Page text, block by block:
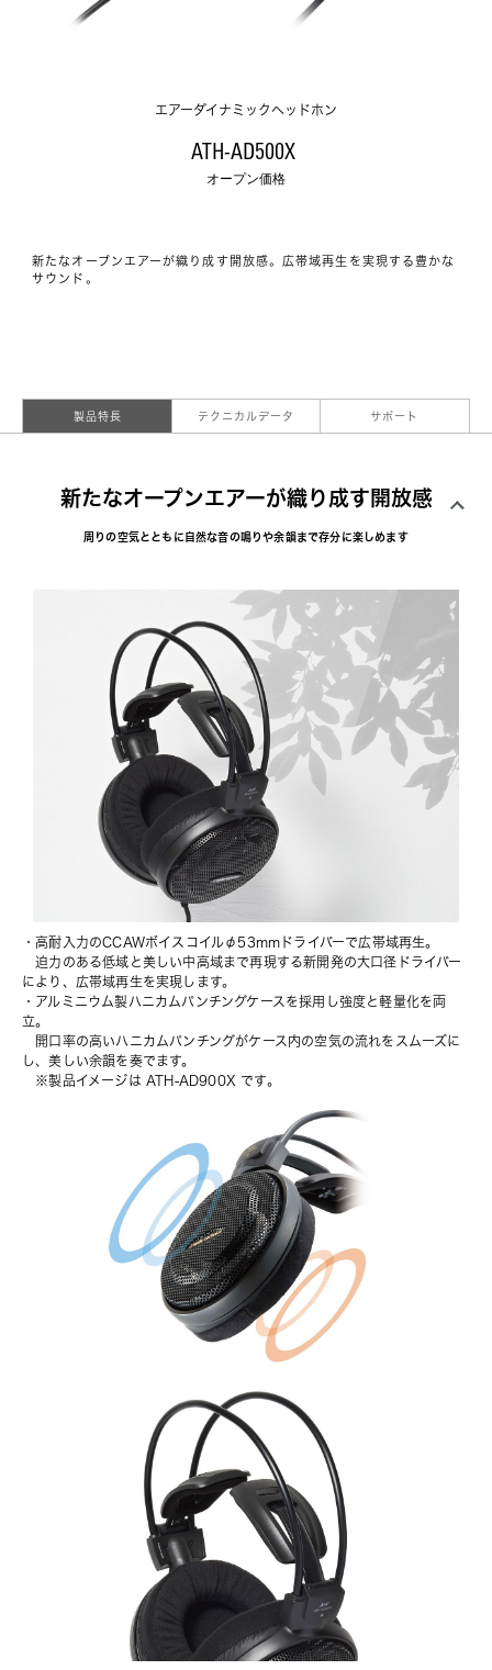
エアーダイナミックヘッドホン
ATH-AD500X
オープン価格
新たなオープンエアーが織り成す開放感。広帯域再生を実現する豊かな
サウンド。
製品特長 テクニカルデータ サポート
新たなオープンエアーが織り成す開放感
周りの空気とともに自然な音の鳴りや余韻まで存分に楽しめます
・高耐入力のCCAWボイスコイルφ53mmドライバーで広帯域再生。
迫力のある低域と美しい中高域まで再現する新開発の大口径ドライバー
により、広帯域再生を実現します。
・アルミニウム製ハニカムパンチングケースを採用し強度と軽量化を両
立。
開口率の高いハニカムパンチングがケース内の空気の流れをスムーズに
し、美しい余韻を奏でます。
※製品イメージは ATH-AD900X です。